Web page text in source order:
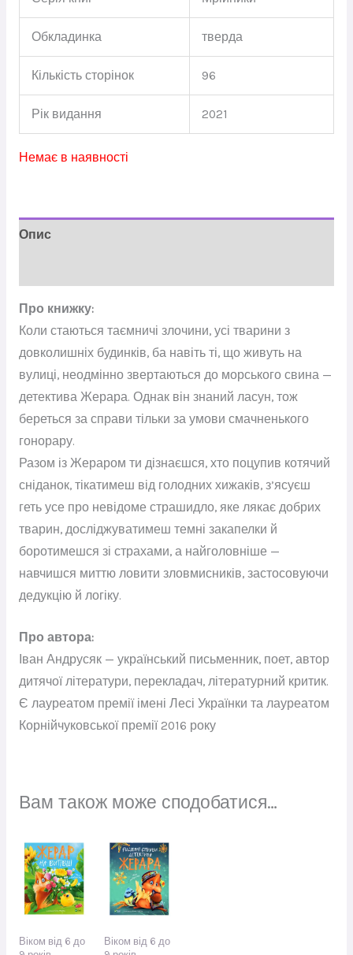
Обкладинка тверда
Кількість сторінок 96
Рік видання 2021
Немає в наявності
Опис
Про книжку:
Коли стаються таємничі злочини, усі тварини з
довколишніх будинків, ба навіть ті, що живуть на
вулиці, неодмінно звертаються до морського свина —
детектива Жерара. Однак він знаний ласун, тож
береться за справи тільки за умови смачненького
гонорару.
Разом із Жераром ти дізнаєшся, хто поцупив котячий
сніданок, тікатимеш від голодних хижаків, з’ясуєш
геть усе про невідоме страшидло, яке лякає добрих
тварин, досліджуватимеш темні закапелки й
боротимешся зі страхами, а найголовніше —
навчишся миттю ловити зловмисників, застосовуючи
дедукцію й логіку.
Про автора:
Іван Андрусяк — український письменник, поет, автор
дитячої літератури, перекладач, літературний критик.
Є лауреатом премії імені Лесі Українки та лауреатом
Корнійчуковської премії 2016 року
Вам також може сподобатися…
Віком від 6 до
Віком від 6 до